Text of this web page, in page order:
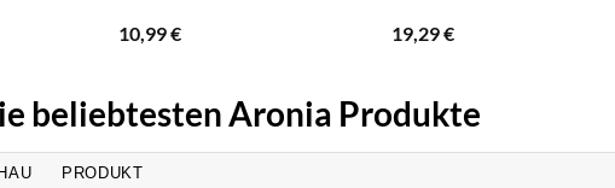
10,99€
19,29€
beliebtesten Aronia Produkte
PRODUKT